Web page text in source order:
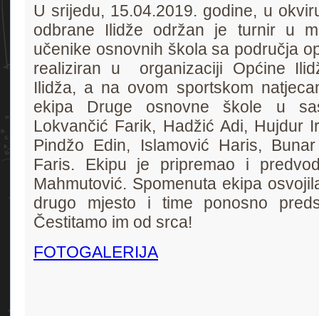
U srijedu, 15.04.2019. godine, u
odbrane Ilidže održan je turnir u
učenike osnovnih škola sa područja
realiziran u organizaciji Općine
Ilidža, a na ovom sportskom
ekipa Druge osnovne škole u
Lokvančić Farik, Hadžić Adi, Hujdur
Pindžo Edin, Islamović Haris,
Faris. Ekipu je pripremao i
Mahmutović. Spomenuta ekipa
drugo mjesto i time ponosno
Čestitamo im od srca!
FOTOGALERIJA